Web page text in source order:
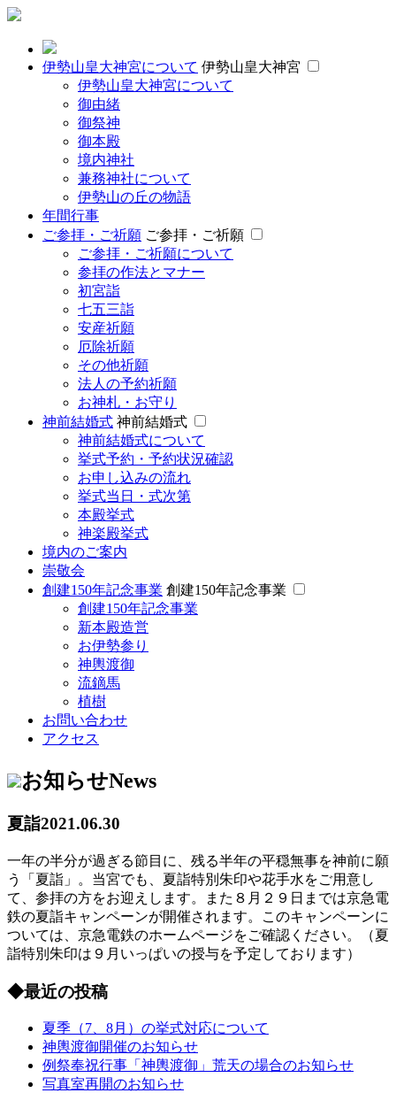
伊勢山皇大神宮について 伊勢山皇大神宮
伊勢山皇大神宮について
御由緒
御祭神
御本殿
境内神社
兼務神社について
伊勢山の丘の物語
年間行事
ご参拝・ご祈願 ご参拝・ご祈願
ご参拝・ご祈願について
参拝の作法とマナー
初宮詣
七五三詣
安産祈願
厄除祈願
その他祈願
法人の予約祈願
お神札・お守り
神前結婚式 神前結婚式
神前結婚式について
挙式予約・予約状況確認
お申し込みの流れ
挙式当日・式次第
本殿挙式
神楽殿挙式
境内のご案内
崇敬会
創建150年記念事業 創建150年記念事業
創建150年記念事業
新本殿造営
お伊勢参り
神輿渡御
流鏑馬
植樹
お問い合わせ
アクセス
お知らせNews
夏詣2021.06.30
一年の半分が過ぎる節目に、残る半年の平穏無事を神前に願
う「夏詣」。当宮でも、夏詣特別朱印や花手水をご用意し
て、参拝の方をお迎えします。また８月２９日までは京急電
鉄の夏詣キャンペーンが開催されます。このキャンペーンに
ついては、京急電鉄のホームページをご確認ください。（夏
詣特別朱印は９月いっぱいの授与を予定しております）
◆最近の投稿
夏季（7、8月）の挙式対応について
神輿渡御開催のお知らせ
例祭奉祝行事「神輿渡御」荒天の場合のお知らせ
写真室再開のお知らせ